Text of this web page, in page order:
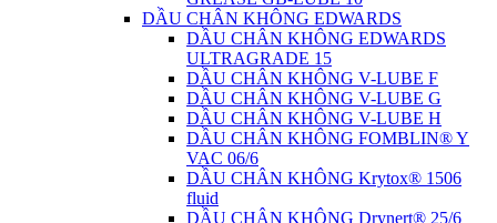
DẦU CHÂN KHÔNG EDWARDS
DẦU CHÂN KHÔNG EDWARDS
ULTRAGRADE 15
DẦU CHÂN KHÔNG V-LUBE F
DẦU CHÂN KHÔNG V-LUBE G
DẦU CHÂN KHÔNG V-LUBE H
DẦU CHÂN KHÔNG FOMBLIN® Y
VAC 06/6
DẦU CHÂN KHÔNG Krytox® 1506
fluid
DẦU CHÂN KHÔNG Drynert® 25/6